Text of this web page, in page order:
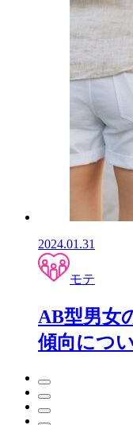
2024.01.31
モテ
AB型男女
傾向につ